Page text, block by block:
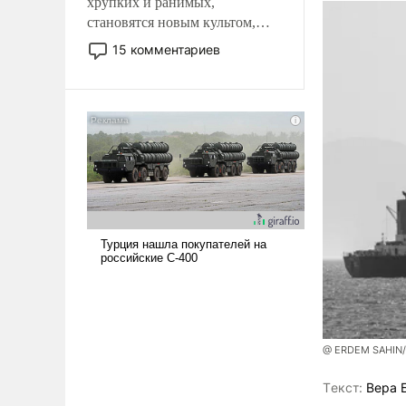
становятся новым культом,
постепенно вытесняя и
отменяя традиционное
ударами судьбы, брать на себя
ответственность, помогать
слабым, идти вперед и
адаптироваться.
15 комментариев
@ ERDEM
Tекст: Вера